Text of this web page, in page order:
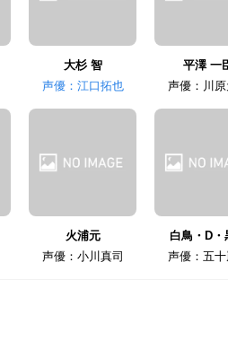
大杉 智
声優：江口拓也
平澤 一
声優：川
火浦元
声優：小川真司
白鳥・D・
声優：五